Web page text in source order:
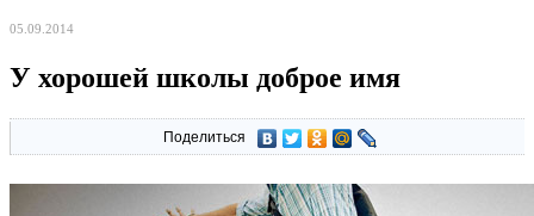
05.09.2014
У хорошей школы доброе имя
Поделиться